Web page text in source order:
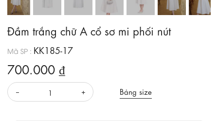
Đầm trắng chữ A cổ sơ mi phối nút
Mã SP : KK185-17
700.000 ₫
Bảng size